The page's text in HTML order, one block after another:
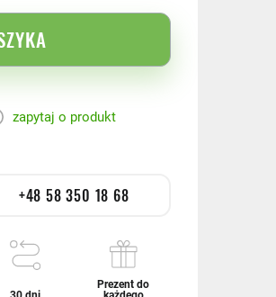
zapytaj o produkt
+48 58 350 18 68
Prezent do